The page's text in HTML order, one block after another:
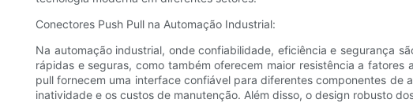
Conectores Push Pull na Automação Industrial:
Na automação industrial, onde confiabilidade, eficiência e segurança
rápidas e seguras, como também oferecem maior resistência a
pull fornecem uma interface confiável para diferentes componentes
inatividade e os custos de manutenção. Além disso, o design robusto